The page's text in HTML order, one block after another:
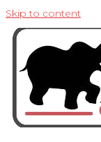
Skip to content